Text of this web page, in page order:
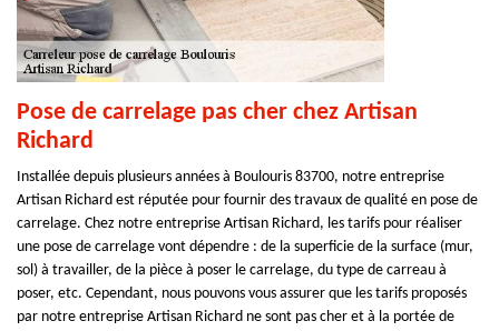
Pose de carrelage pas cher chez Artisan
Richard
Installée depuis plusieurs années à Boulouris 83700, notre entreprise
Artisan Richard est réputée pour fournir des travaux de qualité en pose de
carrelage. Chez notre entreprise Artisan Richard, les tarifs pour réaliser
une pose de carrelage vont dépendre : de la superficie de la surface (mur,
sol) à travailler, de la pièce à poser le carrelage, du type de carreau à
poser, etc. Cependant, nous pouvons vous assurer que les tarifs proposés
par notre entreprise Artisan Richard ne sont pas cher et à la portée de